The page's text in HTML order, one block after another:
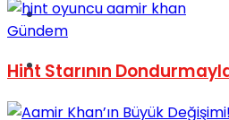
Gündem
Kadınca
Gündem
Hint Starının